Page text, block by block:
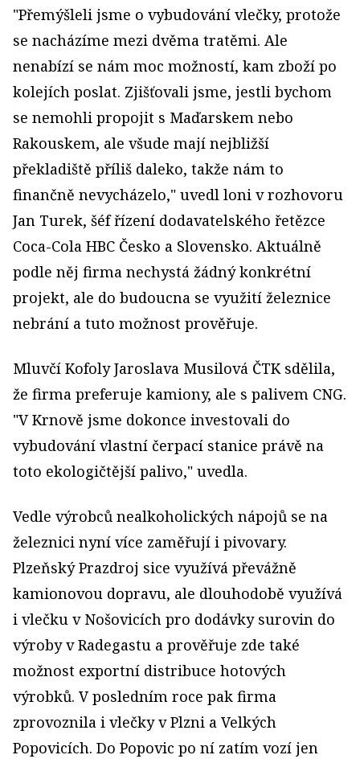
"Přemýšleli jsme o vybudování vlečky, protože
se nacházíme mezi dvěma tratěmi. Ale
nenabízí se nám moc možností, kam zboží po
kolejích poslat. Zjišťovali jsme, jestli bychom
se nemohli propojit s Maďarskem nebo
Rakouskem, ale všude mají nejbližší
překladiště příliš daleko, takže nám to
finančně nevycházelo," uvedl loni v rozhovoru
Jan Turek, šéf řízení dodavatelského řetězce
Coca-Cola HBC Česko a Slovensko. Aktuálně
podle něj firma nechystá žádný konkrétní
projekt, ale do budoucna se využití železnice
nebrání a tuto možnost prověřuje.
Mluvčí Kofoly Jaroslava Musilová ČTK sdělila,
že firma preferuje kamiony, ale s palivem CNG.
"V Krnově jsme dokonce investovali do
vybudování vlastní čerpací stanice právě na
toto ekologičtější palivo," uvedla.
Vedle výrobců nealkoholických nápojů se na
železnici nyní více zaměřují i pivovary.
Plzeňský Prazdroj sice využívá převážně
kamionovou dopravu, ale dlouhodobě využívá
i vlečku v Nošovicích pro dodávky surovin do
výroby v Radegastu a prověřuje zde také
možnost exportní distribuce hotových
výrobků. V posledním roce pak firma
zprovoznila i vlečky v Plzni a Velkých
Popovicích. Do Popovic po ní zatím vozí jen